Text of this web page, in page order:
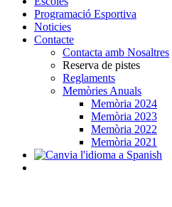
Programació Esportiva
Noticies
Contacte
Contacta amb Nosaltres
Reserva de pistes
Reglaments
Memòries Anuals
Memòria 2024
Memòria 2023
Memòria 2022
Memòria 2021